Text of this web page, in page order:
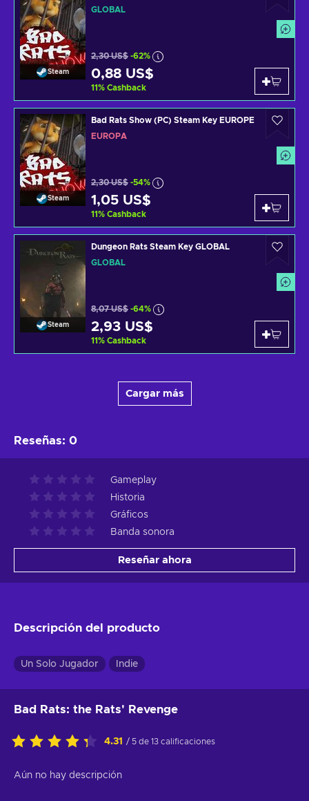
Steam
GLOBAL
2,30 US$ -62%
0,88 US$
11% Cashback
Steam
Bad Rats Show (PC) Steam Key EUROPE
EUROPA
2,30 US$ -54%
1,05 US$
11% Cashback
Steam
Dungeon Rats Steam Key GLOBAL
GLOBAL
8,07 US$ -64%
2,93 US$
11% Cashback
Cargar más
Reseñas: 0
Gameplay
Historia
Gráficos
Banda sonora
Reseñar ahora
Descripción del producto
Un Solo Jugador Indie
Bad Rats: the Rats' Revenge
4.31 / 5 de 13 calificaciones
Aún no hay descripción